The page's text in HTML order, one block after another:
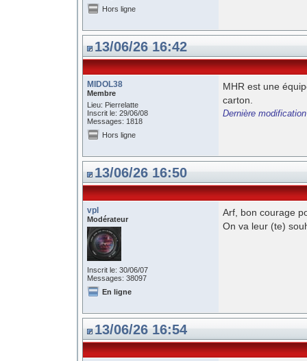
Hors ligne
13/06/26 16:42
MIDOL38
Membre
Lieu: Pierrelatte
Inscrit le: 29/06/08
Messages: 1818
MHR est une
carton.
Dernière
Hors ligne
13/06/26 16:50
vpl
Modérateur
Inscrit le: 30/06/07
Messages: 38097
Arf, bon courage
On va leur (te)
En ligne
13/06/26 16:54